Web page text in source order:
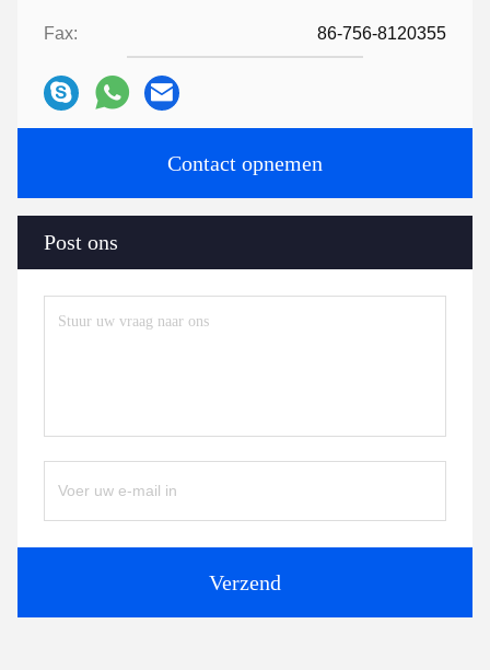
Fax: 86-756-8120355
Contact opnemen
Post ons
Verzend